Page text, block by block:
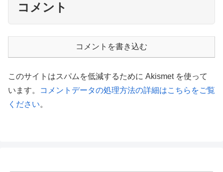
コメント
コメントを書き込む
このサイトはスパムを低減するために Akismet を使って
います。
コメントデータの処理方法の詳細はこちらをご覧
ください。